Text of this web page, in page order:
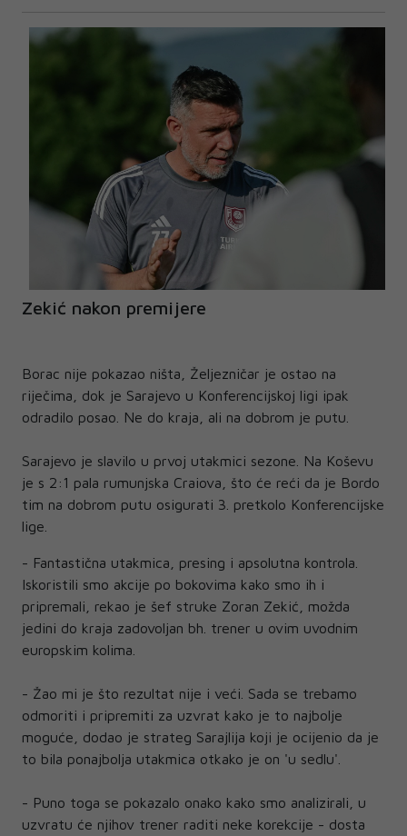
Zekić nakon premijere
Borac nije pokazao ništa, Željezničar je ostao na
riječima, dok je Sarajevo u Konferencijskoj ligi ipak
odradilo posao. Ne do kraja, ali na dobrom je putu.
Sarajevo je slavilo u prvoj utakmici sezone. Na Koševu
je s 2:1 pala rumunjska Craiova, što će reći da je Bordo
tim na dobrom putu osigurati 3. pretkolo Konferencijske
lige.
- Fantastična utakmica, presing i apsolutna kontrola.
Iskoristili smo akcije po bokovima kako smo ih i
pripremali, rekao je šef struke Zoran Zekić, možda
jedini do kraja zadovoljan bh. trener u ovim uvodnim
europskim kolima.
- Žao mi je što rezultat nije i veći. Sada se trebamo
odmoriti i pripremiti za uzvrat kako je to najbolje
moguće, dodao je strateg Sarajlija koji je ocijenio da je
to bila ponajbolja utakmica otkako je on 'u sedlu'.
- Puno toga se pokazalo onako kako smo analizirali, u
uzvratu će njihov trener raditi neke korekcije - dosta